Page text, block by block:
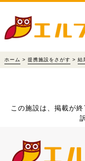
ホーム > 提携施設をさがす > 結
この施設は、掲載が